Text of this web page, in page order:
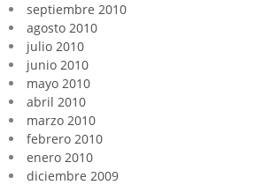
septiembre 2010
agosto 2010
julio 2010
junio 2010
mayo 2010
abril 2010
marzo 2010
febrero 2010
enero 2010
diciembre 2009